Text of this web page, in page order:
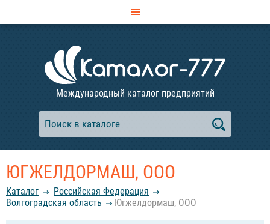
Международный каталог предприятий
ЮГЖЕЛДОРМАШ, ООО
Каталог
Российcкая Федерация
Волгоградская область
Югжелдормаш, ООО